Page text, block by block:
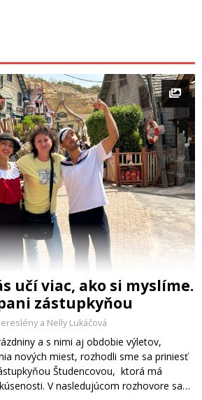
učí viac, ako si myslíme.
zástupkyňou
a Nelly Lukáčová
a s nimi aj obdobie výletov,
nových miest, rozhodli sme sa priniesť
Študencovou, ktorá má
V nasledujúcom rozhovore sa…